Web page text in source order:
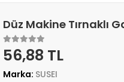
Düz Makine Tırnaklı
56,88 TL
Marka: SUSEI